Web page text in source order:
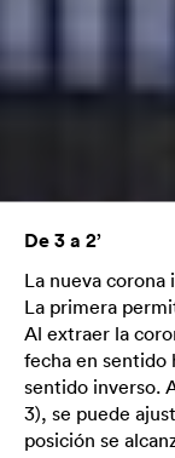
De 3 a 2’
La nueva
La primera
Al extraer la
fecha en sentido
sentido inverso.
3), se puede
posición se